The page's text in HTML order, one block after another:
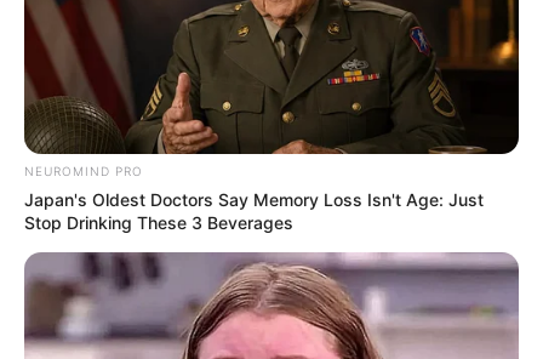
NEUROMIND PRO
Japan's Oldest Doctors Say Memory Loss Isn't Age: Just
Stop Drinking These 3 Beverages